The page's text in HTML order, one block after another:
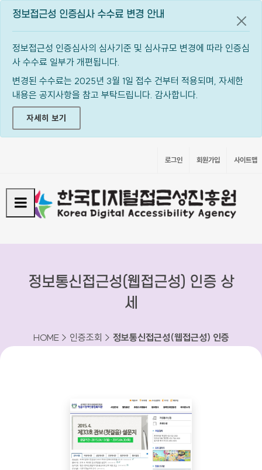
정보접근성 인증심사 수수료 변경 안내
정보접근성 인증심사의 심사기준 및 심사규모 변경에 따라 인증심
사 수수료 일부가 개편됩니다.
변경된 수수료는 2025년 3월 1일 접수 건부터 적용되며, 자세한
내용은 공지사항을 참고 부탁드립니다. 감사합니다.
자세히 보기
공지
로그인 회원가입 사이트맵
정보통신접근성(웹접근성) 인증 상
세
HOME > 인증조회 > 정보통신접근성(웹접근성) 인증